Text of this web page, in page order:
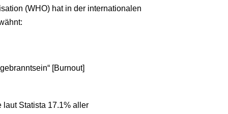
(WHO) hat in der internationalen
[Burnout]
laut Statista 17.1% aller